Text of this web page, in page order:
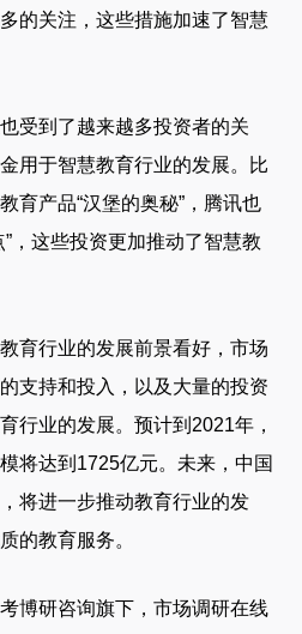
的关注，这些措施加速了智慧
到了越来越多投资者的关
用于智慧教育行业的发展。比
育产品“汉堡的奥秘”，腾讯也
，这些投资更加推动了智慧教
行业的发展前景看好，市场
支持和投入，以及大量的投资
行业的发展。预计到2021年，
将达到1725亿元。未来，中国
将进一步推动教育行业的发
的教育服务。
研咨询旗下，市场调研在线